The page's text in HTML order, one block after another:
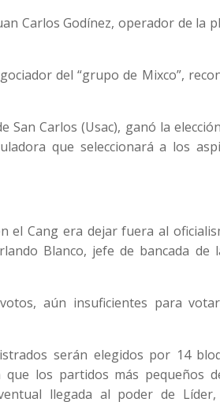
Carlos Godínez, operador de la
del “grupo de Mixco”,
Carlos (Usac), ganó la
que seleccionará a los
el Cang era dejar fuera al
Blanco, jefe de bancada de
aún insuficientes para
serán elegidos por 14
que los partidos más pequeños
llegada al poder de Líder,